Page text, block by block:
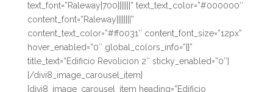
text_font=”Raleway|700|||||||” text_text_color=”#000000″
content_font=”Raleway||||||||”
content_text_color=”#ff0031″ content_font_size=”12px”
hover_enabled=”0″ global_colors_info=”{}”
title_text=”Edificio Revolicion 2″ sticky_enabled=”0″]
[/divi8_image_carousel_item]
[divi8_image_carousel_item heading=”Edificio